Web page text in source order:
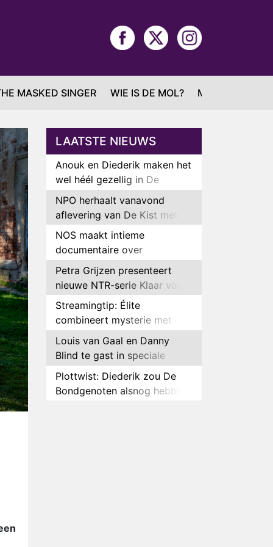
MASKED SINGER WIE IS DE MOL? MAFS
LAATSTE NIEUWS
Anouk en Diederik maken het
wel héél gezellig in De
Bondgenoten
NPO herhaalt vanavond
aflevering van De Kist met
Peter Faber
NOS maakt intieme
documentaire over
hockeyster Yibbi Jansen
Petra Grijzen presenteert
nieuwe NTR-serie Klaar voor
de oorlog
Streamingtip: Élite
combineert mysterie met
romantie
Louis van Gaal en Danny
Blind te gast in speciale
aflevering van Tussen de
Palen
Plottwist: Diederik zou De
Bondgenoten alsnog hebben